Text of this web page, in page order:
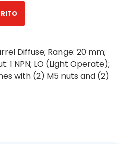
Diffuse; Range: 20 mm;
1 NPN; LO (Light Operate);
with (2) M5 nuts and (2)